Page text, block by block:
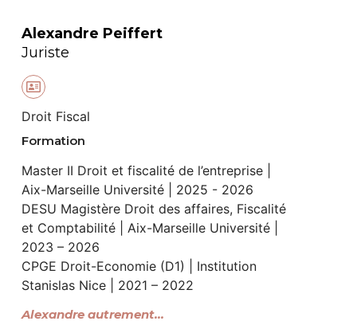
SAVOIR-FAIRE
NOUS REJOINDRE
CONTACT
Alexandre Peiffert
Juriste
Droit Fiscal
Formation
Master II Droit et fiscalité de l’entreprise |
Aix-Marseille Université | 2025 - 2026
DESU Magistère Droit des affaires, Fiscalité
et Comptabilité | Aix-Marseille Université |
2023 – 2026
CPGE Droit-Economie (D1) | Institution
Stanislas Nice | 2021 – 2022
Alexandre autrement...